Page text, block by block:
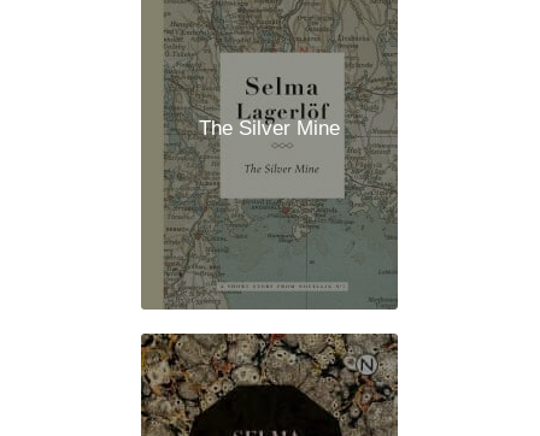
The Silver Mine